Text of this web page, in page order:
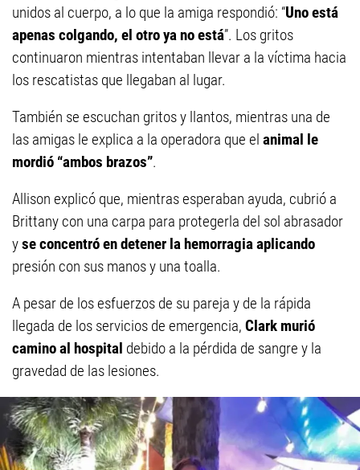
unidos al cuerpo, a lo que la amiga respondió: “Uno está
apenas colgando, el otro ya no está”. Los gritos
continuaron mientras intentaban llevar a la víctima hacia
los rescatistas que llegaban al lugar.
También se escuchan gritos y llantos, mientras una de
las amigas le explica a la operadora que el animal le
mordió “ambos brazos”.
Allison explicó que, mientras esperaban ayuda, cubrió a
Brittany con una carpa para protegerla del sol abrasador
yse concentró en detener la hemorragia aplicando
presión con sus manos y una toalla.
A pesar de los esfuerzos de su pareja y de la rápida
llegada de los servicios de emergencia, Clark murió
camino al hospital debido a la pérdida de sangre y la
gravedad de las lesiones.